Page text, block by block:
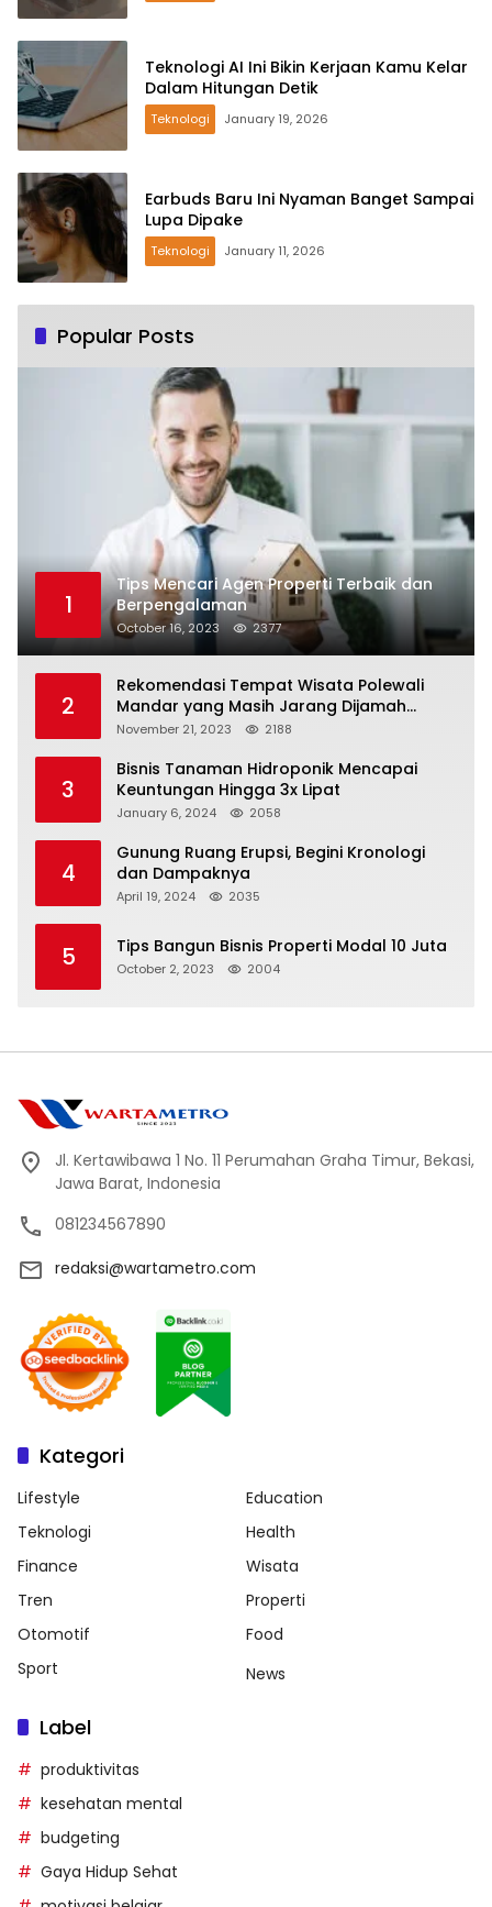
Teknologi AI Ini Bikin Kerjaan Kamu Kelar
Dalam Hitungan Detik
Teknologi January 19, 2026
Earbuds Baru Ini Nyaman Banget Sampai
Lupa Dipake
Teknologi January 11, 2026
Popular Posts
1
Tips Mencari Agen Properti Terbaik dan
Berpengalaman
October 16, 2023 2377
2
Rekomendasi Tempat Wisata Polewali
Mandar yang Masih Jarang Dijamah
Wisatawan
November 21, 2023 2188
3
Bisnis Tanaman Hidroponik Mencapai
Keuntungan Hingga 3x Lipat
January 6, 2024 2058
4
Gunung Ruang Erupsi, Begini Kronologi
dan Dampaknya
April 19, 2024 2035
5 Tips Bangun Bisnis Properti Modal 10 Juta
October 2, 2023 2004
Jl. Kertawibawa 1 No. 11 Perumahan Graha Timur, Bekasi,
Jawa Barat, Indonesia
081234567890
redaksi@wartametro.com
Kategori
Lifestyle
Education
Teknologi
Health
Finance
Wisata
Tren
Properti
Otomotif
Food
Sport
News
Label
produktivitas
kesehatan mental
budgeting
Gaya Hidup Sehat